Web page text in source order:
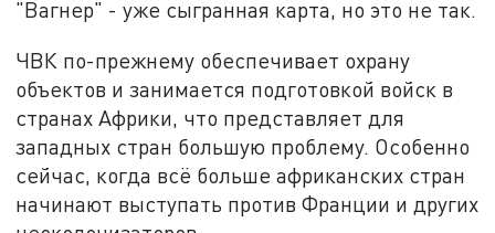
"Вагнер" - уже сыгранная карта, но это не так.
ЧВК по-прежнему обеспечивает охрану
объектов и занимается подготовкой войск в
странах Африки, что представляет для
западных стран большую проблему. Особенно
сейчас, когда всё больше африканских стран
начинают выступать против Франции и других